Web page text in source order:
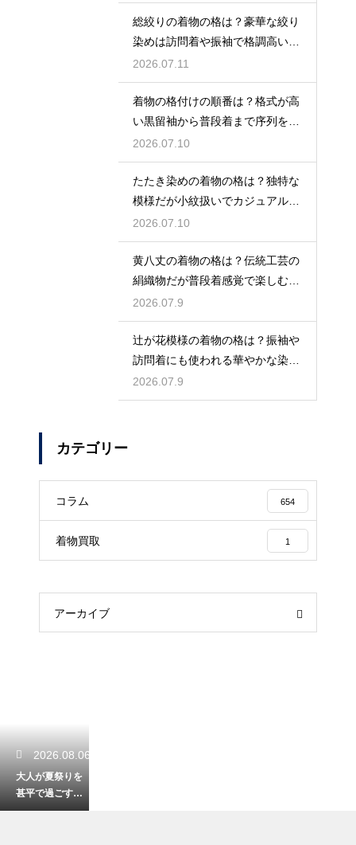
総絞りの着物の格は？豪華な絞り
染めは訪問着や振袖で格調高い印
象に
2026.07.11
着物の格付けの順番は？格式が高
い黒留袖から普段着まで序列を解
説
2026.07.10
たたき染めの着物の格は？独特な
模様だが小紋扱いでカジュアルに
着こなす
2026.07.10
黄八丈の着物の格は？伝統工芸の
絹織物だが普段着感覚で楽しむお
しゃれ着
2026.07.9
辻が花模様の着物の格は？振袖や
訪問着にも使われる華やかな染め
の格式
2026.07.9
カテゴリー
コラム 654
着物買取 1
アーカイブ
2026.08.06
大人が夏祭りを
甚平で過ごす粋
なコーデ！かっ